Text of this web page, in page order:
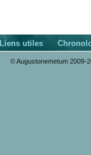
Liens utiles
© Augustonemetum 2009-